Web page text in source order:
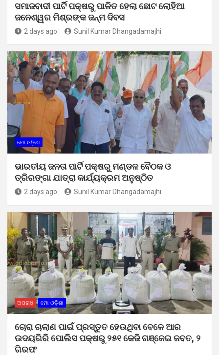
ସମାଜବାଦୀ ପାର୍ଟି ପକ୍ଷରୁ ପାଳିତ ହେଲା ଛୋଟ ଲୋହିଆ
ଜନେଶ୍ୱର ମିଶ୍ରଙ୍କ ଜନ୍ମ ଦିବସ
2 days ago Sunil Kumar Dhangadamajhi
ମୋ ଓଡ଼ିଶା
ଭାରତୀୟ ଜନତା ପାର୍ଟି ପକ୍ଷରୁ ମଣ୍ଡଳ ବୈଠକ ଓ
ତ୍ରିରଙ୍ଗା ଯାତ୍ରା କାର୍ଯ୍ୟକ୍ରମ ଅନୁଷ୍ଠିତ
2 days ago Sunil Kumar Dhangadamajhi
ଅପରାଧ ମୋ ଓଡ଼ିଶା
ଚୋରା ଚାଲାଣ ପାଇଁ ପ୍ରସ୍ତୁତ ହେଉଥିବା ବେଳେ ଆର
ଉଦୟଗିରି ପୋଲିସ ପକ୍ଷରୁ ୨୫୧ କେଜି ଗଞ୍ଜେଇ ଜବତ, ୨
ଗିରଫ